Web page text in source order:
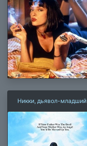
Никки, дьявол-младший